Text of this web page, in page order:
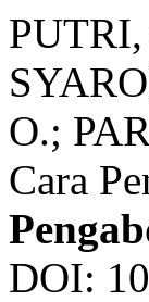
O.;
Cara
DOI: